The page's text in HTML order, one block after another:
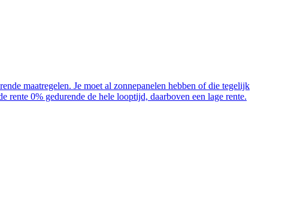
maatregelen. Je moet al zonnepanelen hebben of die tegelijk
0% gedurende de hele looptijd, daarboven een lage rente.